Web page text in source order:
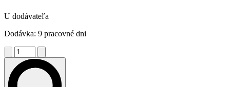
U dodávateľa
Dodávka: 9 pracovné dni